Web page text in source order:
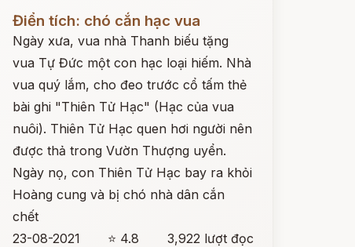
Đọc ngay
Điển tích: chó cắn hạc vua
Ngày xưa, vua nhà Thanh biếu tặng
vua Tự Đức một con hạc loại hiếm. Nhà
vua quý lắm, cho đeo trước cổ tấm thẻ
bài ghi "Thiên Tử Hạc" (Hạc của vua
nuôi). Thiên Tử Hạc quen hơi người nên
được thả trong Vườn Thượng uyển.
Ngày nọ, con Thiên Tử Hạc bay ra khỏi
Hoàng cung và bị chó nhà dân cắn
chết
23-08-2021
⭐ 4.8
3,922 lượt đọc